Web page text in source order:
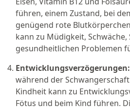
führen, einem Zustand, bei
genügend rote
kann zu Müdigkeit,
gesundheitlichen Problemen
Entwicklungsverzögerungen:
während der
Kindheit kann zu
Fötus und beim Kind führen.